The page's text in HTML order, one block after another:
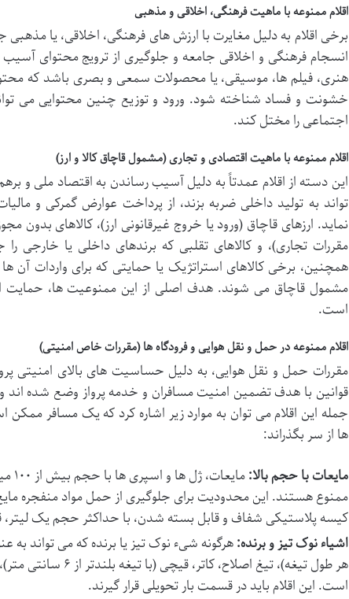
اقلام ممنوعه با ماهیت فرهنگی، اخلاقی و مذهبی
برخی اقلام به دلیل مغایرت با ارزش های فرهنگی، اخلاقی، یا
انسجام فرهنگی و اخلاقی جامعه و جلوگیری از ترویج محتوای
هنری، فیلم ها، موسیقی، یا محصولات سمعی و بصری باشد که
خشونت و فساد شناخته شود. ورود و توزیع چنین محتوایی می
اجتماعی را مختل کند.
اقلام ممنوعه با ماهیت اقتصادی و تجاری (مشمول قاچاق کالا و ارز)
این دسته از اقلام عمدتاً به دلیل آسیب رساندن به اقتصاد ملی و
تواند به تولید داخلی ضربه بزند، از پرداخت عوارض گمرکی و
نماید. ارزهای قاچاق (ورود یا خروج غیرقانونی ارز)، کالاهای بدون
مقررات تجاری)، و کالاهای تقلبی که برندهای داخلی یا
همچنین، برخی کالاهای استراتژیک یا حمایتی که برای واردات
مشمول قاچاق می شوند. هدف اصلی از این ممنوعیت ها، حمایت از
است.
اقلام ممنوعه در حمل و نقل هوایی و فرودگاه ها (مقررات خاص امنیتی)
مقررات حمل و نقل هوایی، به دلیل حساسیت های بالای امنیتی
قوانین با هدف تضمین امنیت مسافران و خدمه پرواز وضع شده اند
جمله این اقلام می توان به موارد زیر اشاره کرد که یک مسافر ممکن
ها از سر بگذراند:
مایعات با حجم بالا:
ممنوع هستند. این محدودیت برای جلوگیری از حمل مواد منفجره
کیسه پلاستیکی شفاف و قابل بسته شدن، با حداکثر حجم یک لیتر،
اشیاء نوک تیز و برنده:هرگونه شیء نوک تیز یا برنده که می تواند به
هر طول تیغه)، تیغ
است. این اقلام باید در قسمت بار تحویلی قرار گیرند.